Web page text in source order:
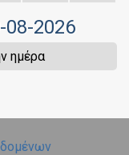
08-2026
ημέρα